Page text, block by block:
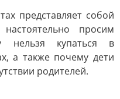
представляет собой
просим
нельзя купаться в
а также почему дети
родителей.